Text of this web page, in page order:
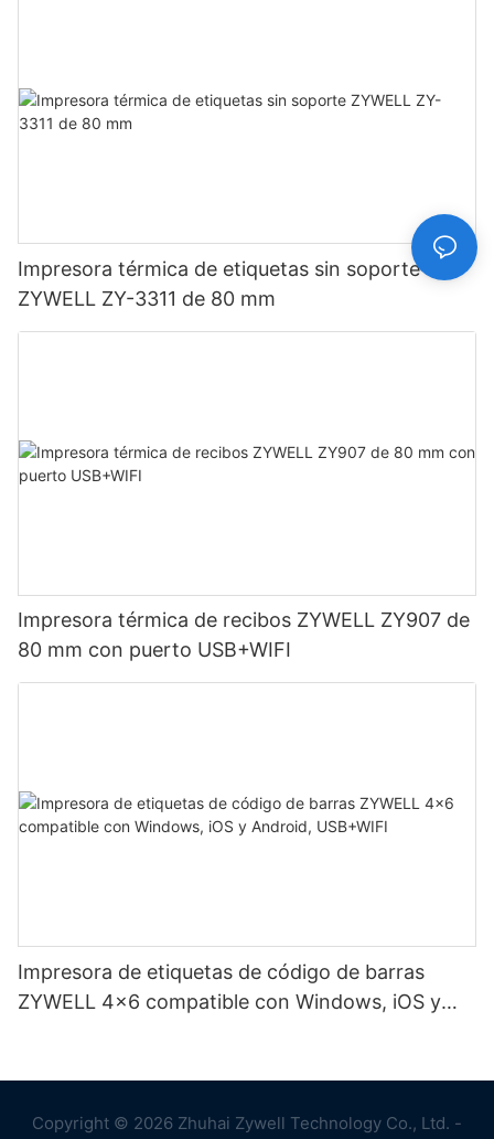
Impresora térmica de etiquetas sin soporte
ZYWELL ZY-3311 de 80 mm
Impresora térmica de recibos ZYWELL ZY907 de
80 mm con puerto USB+WIFI
Impresora de etiquetas de código de barras
ZYWELL 4x6 compatible con Windows, iOS y
Copyright © 2026 Zhuhai Zywell Technology Co., Ltd. -